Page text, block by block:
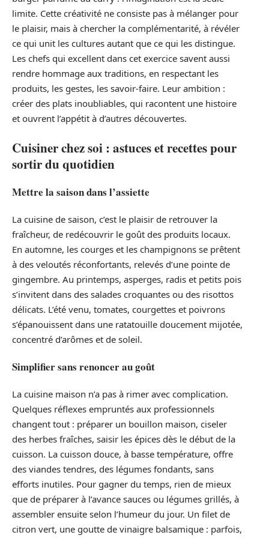
limite. Cette créativité ne consiste pas à mélanger pour
le plaisir, mais à chercher la complémentarité, à révéler
ce qui unit les cultures autant que ce qui les distingue.
Les chefs qui excellent dans cet exercice savent aussi
rendre hommage aux traditions, en respectant les
produits, les gestes, les savoir-faire. Leur ambition :
créer des plats inoubliables, qui racontent une histoire
et ouvrent l’appétit à d’autres découvertes.
Cuisiner chez soi : astuces et recettes pour
sortir du quotidien
Mettre la saison dans l’assiette
La cuisine de saison, c’est le plaisir de retrouver la
fraîcheur, de redécouvrir le goût des produits locaux.
En automne, les courges et les champignons se prêtent
à des veloutés réconfortants, relevés d’une pointe de
gingembre. Au printemps, asperges, radis et petits pois
s’invitent dans des salades croquantes ou des risottos
délicats. L’été venu, tomates, courgettes et poivrons
s’épanouissent dans une ratatouille doucement mijotée,
concentré d’arômes et de soleil.
Simplifier sans renoncer au goût
La cuisine maison n’a pas à rimer avec complication.
Quelques réflexes empruntés aux professionnels
changent tout : préparer un bouillon maison, ciseler
des herbes fraîches, saisir les épices dès le début de la
cuisson. La cuisson douce, à basse température, offre
des viandes tendres, des légumes fondants, sans
efforts inutiles. Pour gagner du temps, rien de mieux
que de préparer à l’avance sauces ou légumes grillés, à
assembler ensuite selon l’humeur du jour. Un filet de
citron vert, une goutte de vinaigre balsamique : parfois,